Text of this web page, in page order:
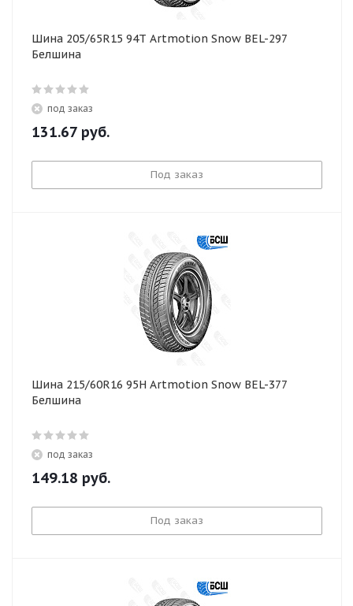
Шина 205/65R15 94T Artmotion Snow BEL-297
Белшина
под заказ
131.67 руб.
Под заказ
Шина 215/60R16 95H Artmotion Snow BEL-377
Белшина
под заказ
149.18 руб.
Под заказ